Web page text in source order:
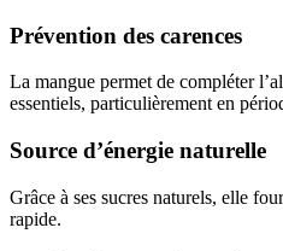
Prévention des carences
La mangue permet de compléter
essentiels, particulièrement en
Source d’énergie naturelle
Grâce à ses sucres naturels, elle
rapide.